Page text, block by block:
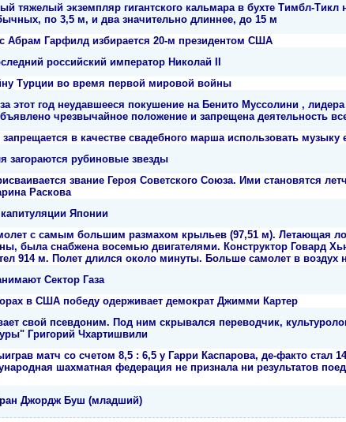
тяжелый экземпляр гигантского кальмара в бухте Тимбл-
по 3,5 м, и два значительно длиннее, до 15 м
Абрам Гарфилд избирается 20-м президентом США
российский император Николай II
Турции во время первой мировой войны
этот год неудавшееся покушение на Бенито Муссолини ,
чрезвычайное положение и запрещена деятельность
в качестве свадебного марша использовать музыку
загораются рубиновые звезды
звание Героя Советского Союза. Ими становятся
Раскова
Японии
с самым большим размахом крыльев (97,51 м). Летающая
была снабжена восемью двигателями. Конструктор Говард
914 м. Полет длился около минуты. Больше самолет в воздух
Сектор Газа
в США победу одерживает демократ Джимми Картер
свой псевдоним. Под ним скрывался переводчик,
Григорий Чхартишвили
матч со счетом 8,5 : 6,5 у Гарри Каспарова, де-факто стал
шахматная федерация не признала ни результатов
Джордж Буш (младший)